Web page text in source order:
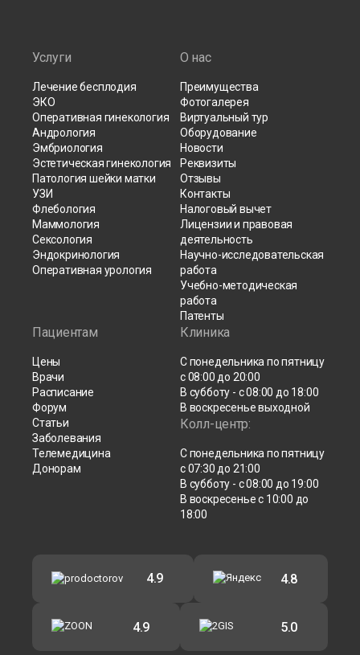
Услуги
Лечение бесплодия
ЭКО
Оперативная гинекология
Андрология
Эмбриология
Эстетическая гинекология
Патология шейки матки
УЗИ
Флебология
Маммология
Сексология
Эндокринология
Оперативная урология
О нас
Преимущества
Фотогалерея
Виртуальный тур
Оборудование
Новости
Реквизиты
Отзывы
Контакты
Налоговый вычет
Лицензии и правовая
деятельность
Научно-исследовательская
работа
Учебно-методическая
работа
Патенты
Пациентам
Цены
Врачи
Расписание
Форум
Статьи
Заболевания
Телемедицина
Донорам
Клиника
С понедельника по пятницу
с 08:00 до 20:00
В субботу - с 08:00 до 18:00
В воскресенье выходной
Колл-центр:
С понедельника по пятницу
с 07:30 до 21:00
В субботу - с 08:00 до 19:00
В воскресенье с 10:00 до
18:00
4.9 4.8
4.9 5.0